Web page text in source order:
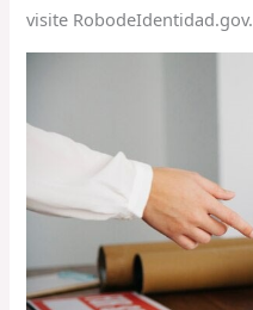
visite RobodeIdentidad.gov.